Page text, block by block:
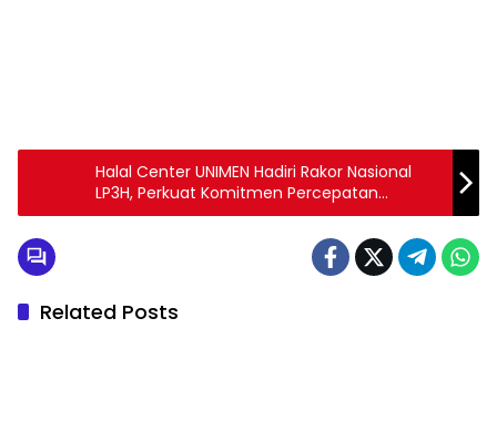
Halal Center UNIMEN Hadiri Rakor Nasional
LP3H, Perkuat Komitmen Percepatan
Sertifikasi Halal
Related Posts